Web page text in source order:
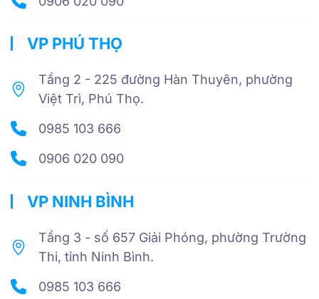
VP PHÚ THỌ
Tầng 2 - 225 đường Hàn Thuyên, phường
Việt Trì, Phú Thọ.
0985 103 666
0906 020 090
VP NINH BÌNH
Tầng 3 - số 657 Giải Phóng, phường Trường
Thi, tỉnh Ninh Bình.
0985 103 666